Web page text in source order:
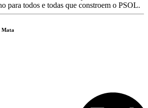
para todos e todas que constroem o PSOL.
Mata